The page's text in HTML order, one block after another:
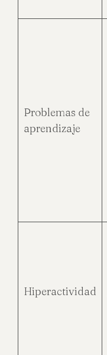
Problemas de
aprendizaje
Hiperactividad